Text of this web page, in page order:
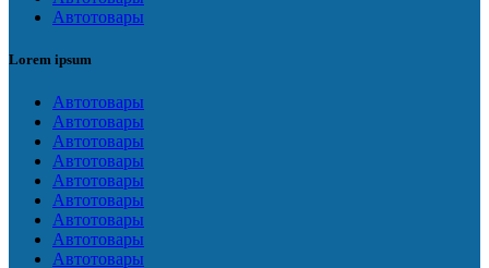
Автотовары
Lorem ipsum
Автотовары
Автотовары
Автотовары
Автотовары
Автотовары
Автотовары
Автотовары
Автотовары
Автотовары